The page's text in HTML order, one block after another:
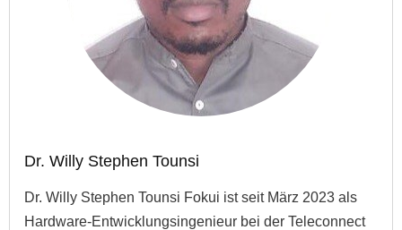
Dr. Willy Stephen Tounsi
Dr. Willy Stephen Tounsi Fokui ist seit März 2023 als
Hardware-Entwicklungsingenieur bei der Teleconnect